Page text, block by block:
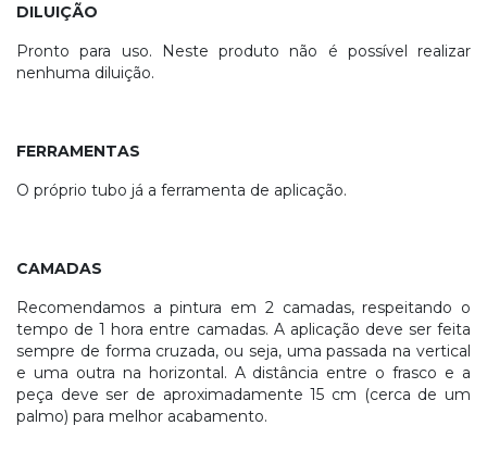
DILUIÇÃO
Pronto para uso. Neste produto não é possível realizar
nenhuma diluição.
FERRAMENTAS
O próprio tubo já a ferramenta de aplicação.
CAMADAS
Recomendamos a pintura em 2 camadas, respeitando o
tempo de 1 hora entre camadas. A aplicação deve ser feita
sempre de forma cruzada, ou seja, uma passada na vertical
e uma outra na horizontal. A distância entre o frasco e a
peça deve ser de aproximadamente 15 cm (cerca de um
palmo) para melhor acabamento.